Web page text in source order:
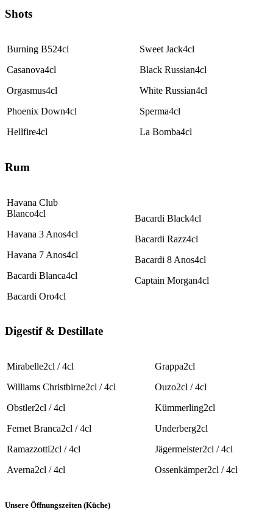
Shots
Burning B524cl
Casanova4cl
Orgasmus4cl
Phoenix Down4cl
Hellfire4cl
Sweet Jack4cl
Black Russian4cl
White Russian4cl
Sperma4cl
La Bomba4cl
Rum
Havana Club
Blanco4cl
Havana 3 Anos4cl
Havana 7 Anos4cl
Bacardi Blanca4cl
Bacardi Oro4cl
Bacardi Black4cl
Bacardi Razz4cl
Bacardi 8 Anos4cl
Captain Morgan4cl
Digestif & Destillate
Mirabelle2cl / 4cl
Williams Christbirne2cl / 4cl
Obstler2cl / 4cl
Fernet Branca2cl / 4cl
Ramazzotti2cl / 4cl
Averna2cl / 4cl
Grappa2cl
Ouzo2cl / 4cl
Kümmerling2cl
Underberg2cl
Jägermeister2cl / 4cl
Ossenkämper2cl / 4cl
Unsere Öffnungszeiten (Küche)